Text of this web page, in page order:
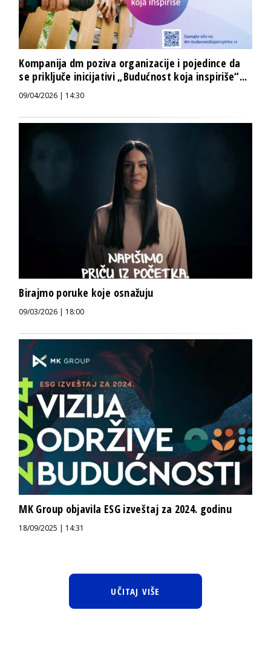
Kompanija dm poziva organizacije i pojedince da
se priključe inicijativi „Budućnost koja inspiriše“...
09/04/2026 | 14:30
Birajmo poruke koje osnažuju
09/03/2026 | 18:00
MK Group objavila ESG izveštaj za 2024. godinu
18/09/2025 | 14:31
UČITAJ VIŠE